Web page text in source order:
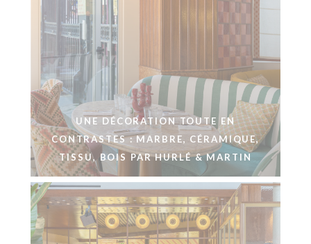
UNE DÉCORATION TOUTE EN
CONTRASTES : MARBRE, CÉRAMIQUE,
TISSU, BOIS PAR HURLÉ & MARTIN